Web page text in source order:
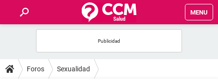
MENU
FORUMS
Foros Sexualidad